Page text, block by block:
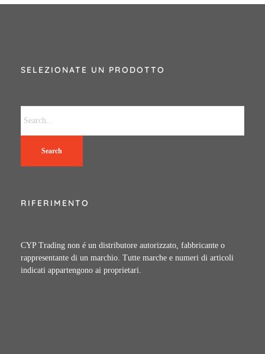
SELEZIONATE UN PRODOTTO
Search
RIFERIMENTO
CYP Trading non é un distributore autorizzato, fabbricante o
rappresentante di un marchio. Tutte marche e numeri di articoli
indicati appartengono ai proprietari.